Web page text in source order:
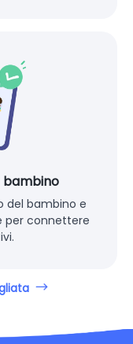
bambino
del bambino e
per connettere